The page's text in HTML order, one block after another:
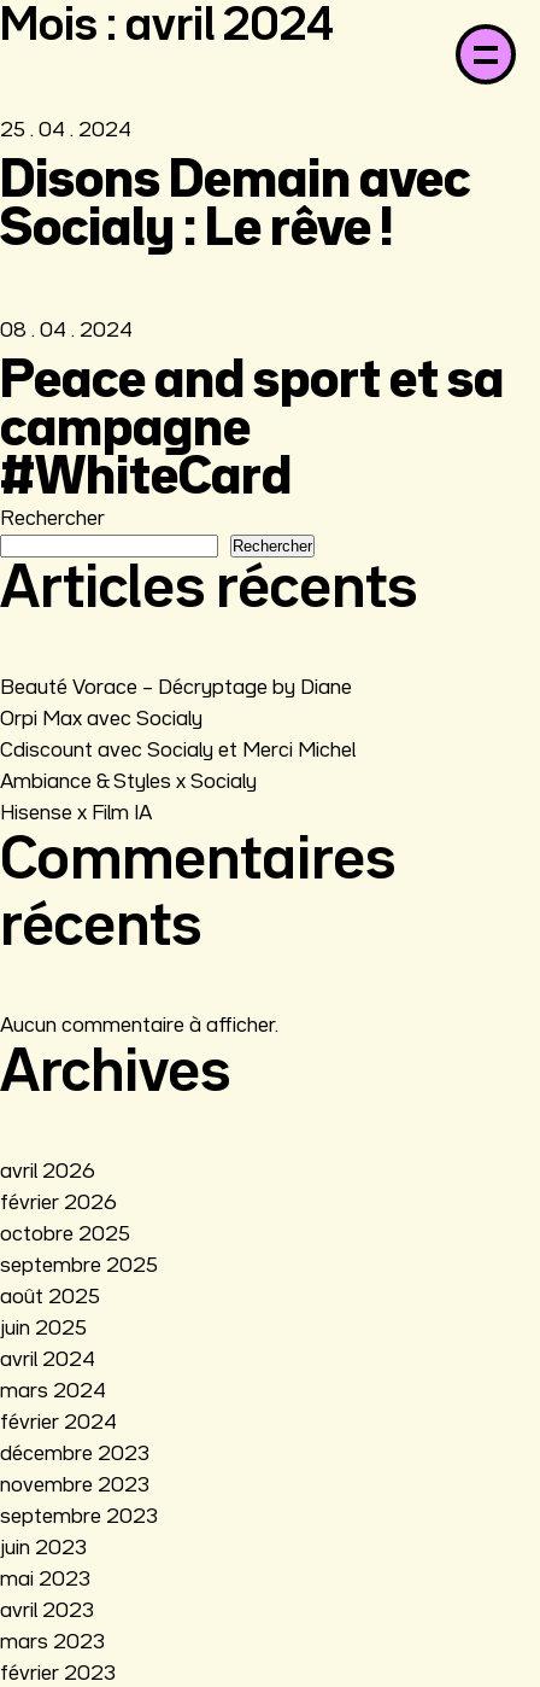
Mois : avril 2024
25 . 04 . 2024
Disons Demain avec
Socialy : Le rêve !
08 . 04 . 2024
Peace and sport et sa
campagne
#WhiteCard
Rechercher
Rechercher
Articles récents
Beauté Vorace – Décryptage by Diane
Orpi Max avec Socialy
Cdiscount avec Socialy et Merci Michel
Ambiance & Styles x Socialy
Hisense x Film IA
Commentaires
récents
Aucun commentaire à afficher.
Archives
avril 2026
février 2026
octobre 2025
septembre 2025
août 2025
juin 2025
avril 2024
mars 2024
février 2024
décembre 2023
novembre 2023
septembre 2023
juin 2023
mai 2023
avril 2023
mars 2023
février 2023